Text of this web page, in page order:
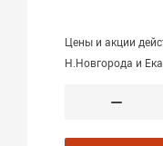
Цены и акции
Н.Новгорода и